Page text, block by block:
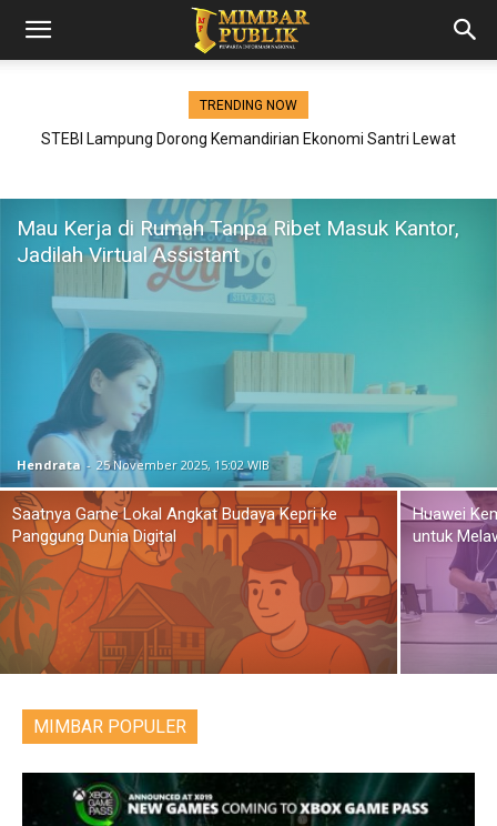
TRENDING NOW
STEBI Lampung Dorong Kemandirian Ekonomi Santri Lewat
Mau Kerja di Rumah Tanpa Ribet Masuk Kantor,
Jadilah Virtual Assistant
Hendrata - 25 November 2025, 15:02 WIB
Saatnya Game Lokal Angkat Budaya Kepri ke
Panggung Dunia Digital
Huawei
untuk
MIMBAR POPULER